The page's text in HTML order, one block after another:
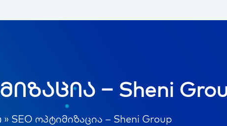
– Sheni
» SEO ოპტიმიზაცია – Sheni Group